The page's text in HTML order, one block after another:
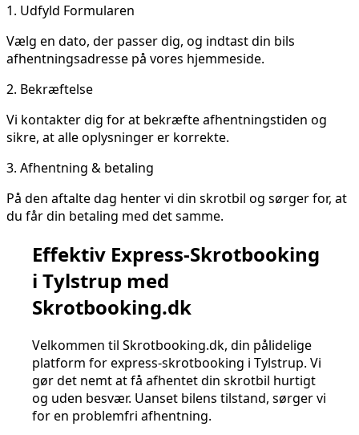
1. Udfyld Formularen
Vælg en dato, der passer dig, og indtast din bils
afhentningsadresse på vores hjemmeside.
2. Bekræftelse
Vi kontakter dig for at bekræfte afhentningstiden og
sikre, at alle oplysninger er korrekte.
3. Afhentning & betaling
På den aftalte dag henter vi din skrotbil og sørger for, at
du får din betaling med det samme.
Effektiv Express-Skrotbooking
i Tylstrup med
Skrotbooking.dk
Velkommen til Skrotbooking.dk, din pålidelige
platform for express-skrotbooking i Tylstrup. Vi
gør det nemt at få afhentet din skrotbil hurtigt
og uden besvær. Uanset bilens tilstand, sørger vi
for en problemfri afhentning.